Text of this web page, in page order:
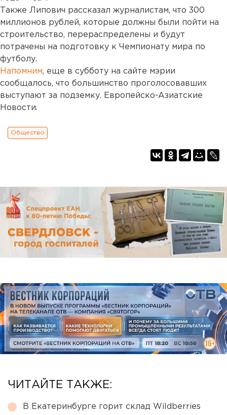
Также Липович рассказал журналистам, что 300
миллионов рублей, которые должны были пойти на
строительство, перераспределены и будут
потрачены на подготовку к Чемпионату мира по
футболу.
Напомним, еще в субботу на сайте мэрии
сообщалось, что большинство проголосовавших
выступают за подземку. Европейско-Азиатские
Новости.
Общество
ЧИТАЙТЕ ТАКЖЕ:
В Екатеринбурге горит склад Wildberries